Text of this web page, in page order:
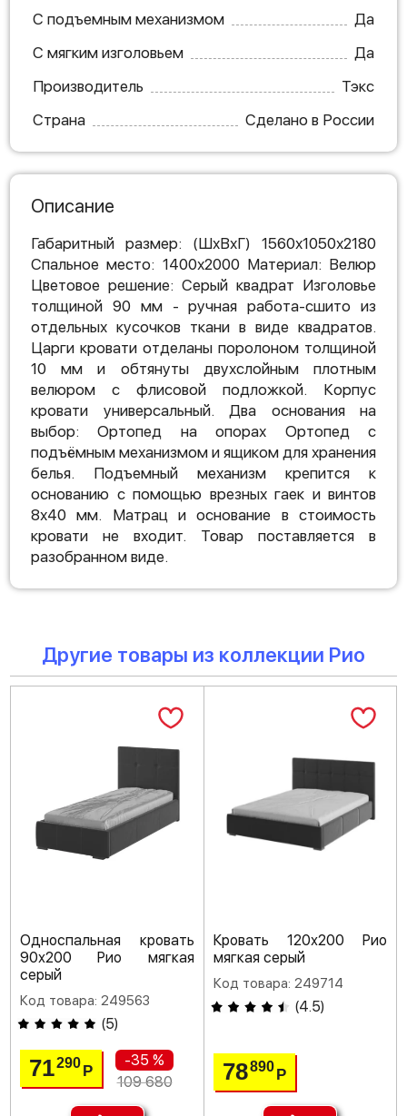
С подъемным механизмом
Да
С мягким изголовьем
Да
Производитель
Тэкс
Страна
Сделано в России
Описание
Габаритный размер: (ШхВхГ) 1560х1050х2180
Спальное место: 1400х2000 Материал: Велюр
Цветовое решение: Серый квадрат Изголовье
толщиной 90 мм - ручная работа-сшито из
отдельных кусочков ткани в виде квадратов.
Царги кровати отделаны поролоном толщиной
10 мм и обтянуты двухслойным плотным
велюром с флисовой подложкой. Корпус
кровати универсальный. Два основания на
выбор: Ортопед на опорах Ортопед с
подъёмным механизмом и ящиком для хранения
белья. Подъемный механизм крепится к
основанию с помощью врезных гаек и винтов
8х40 мм. Матрац и основание в стоимость
кровати не входит. Товар поставляется в
разобранном виде.
Другие товары из коллекции Рио
Односпальная кровать
90х200 Рио мягкая
серый
Код товара: 249563
(5)
71290Р
-35 %
109 680
Кровать 120х200 Рио
мягкая серый
Код товара: 249714
(4.5)
78890 Р